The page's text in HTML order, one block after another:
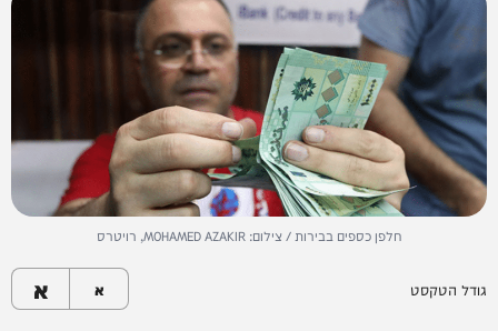
חלפן כספים בבירות / צילום: MOHAMED AZAKIR, רויטרס
גודל הטקסט א א